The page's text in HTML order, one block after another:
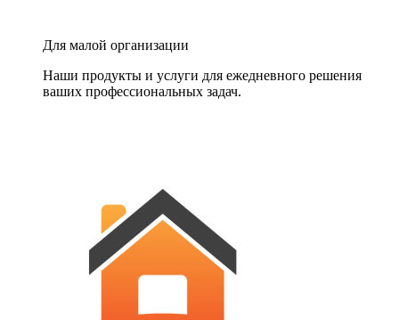
Для малой организации
Наши продукты и услуги для ежедневного решения
ваших профессиональных задач.